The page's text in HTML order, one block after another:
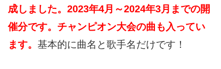
成しました。2023年4月～2024年3月までの開
催分です。チャンピオン大会の曲も入ってい
ます。 基本的に曲名と歌手名だけです！